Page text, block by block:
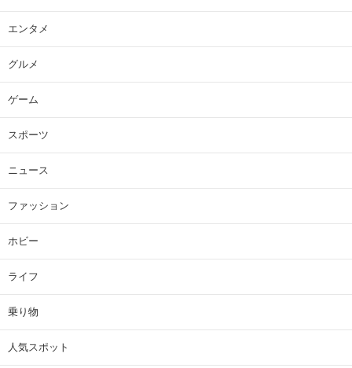
エンタメ
グルメ
ゲーム
スポーツ
ニュース
ファッション
ホビー
ライフ
乗り物
人気スポット